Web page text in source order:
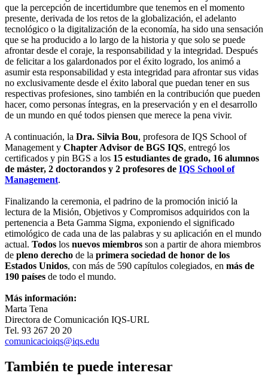
que la percepción de incertidumbre que tenemos en el momento
presente, derivada de los retos de la globalización, el adelanto
tecnológico o la digitalización de la economía, ha sido una sensación
que se ha producido a lo largo de la historia y que solo se puede
afrontar desde el coraje, la responsabilidad y la integridad. Después
de felicitar a los galardonados por el éxito logrado, los animó a
asumir esta responsabilidad y esta integridad para afrontar sus vidas
no exclusivamente desde el éxito laboral que puedan tener en sus
respectivas profesiones, sino también en la contribución que pueden
hacer, como personas íntegras, en la preservación y en el desarrollo
de un mundo en qué todos piensen que merece la pena vivir.
A continuación, la Dra. Silvia Bou, profesora de IQS School of
Management y Chapter Advisor de BGS IQS, entregó los
certificados y pin BGS a los 15 estudiantes de grado, 16 alumnos
de máster, 2 doctorandos y 2 profesores de IQS School of
Management.
Finalizando la ceremonia, el padrino de la promoción inició la
lectura de la Misión, Objetivos y Compromisos adquiridos con la
pertenencia a Beta Gamma Sigma, exponiendo el significado
etimológico de cada una de las palabras y su aplicación en el mundo
actual. Todos los nuevos miembros son a partir de ahora miembros
de pleno derecho de la primera sociedad de honor de los
Estados Unidos, con más de 590 capítulos colegiados, en más de
190 países de todo el mundo.
Más información:
Marta Tena
Directora de Comunicación IQS-URL
Tel. 93 267 20 20
comunicacioiqs@iqs.edu
También te puede interesar